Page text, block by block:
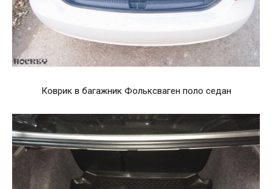
Коврик в багажник Фольксваген поло седан